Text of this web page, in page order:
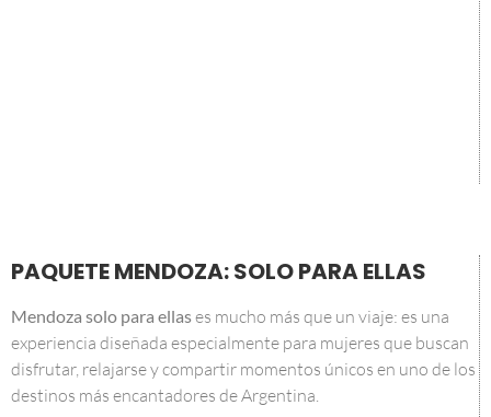
PAQUETE MENDOZA: SOLO PARA ELLAS
Mendoza solo para ellases mucho más que un viaje: es una
experiencia diseñada especialmente para mujeres que buscan
disfrutar, relajarse y compartir momentos únicos en uno de los
destinos más encantadores de Argentina.